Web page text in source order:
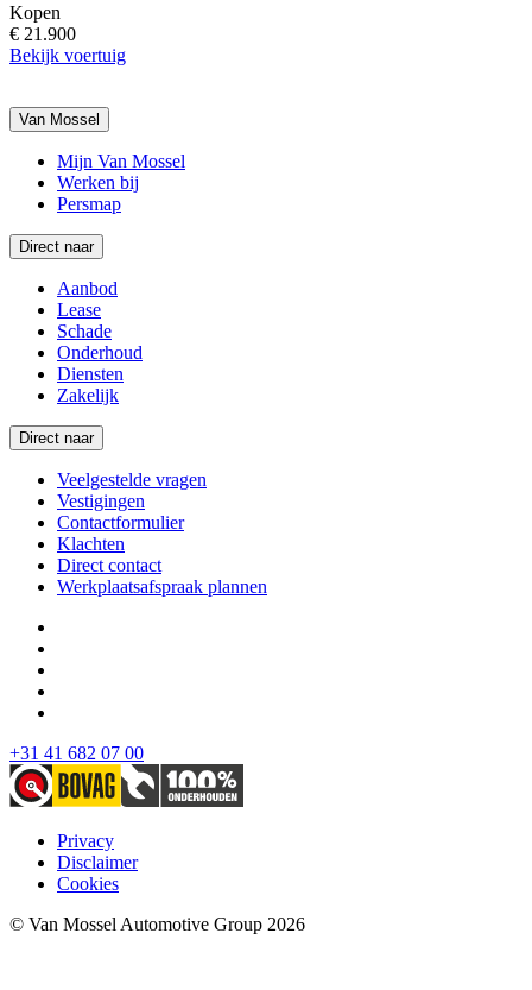
Kopen
€ 21.900
Bekijk voertuig
Van Mossel
Mijn Van Mossel
Werken bij
Persmap
Direct naar
Aanbod
Lease
Schade
Onderhoud
Diensten
Zakelijk
Direct naar
Veelgestelde vragen
Vestigingen
Contactformulier
Klachten
Direct contact
Werkplaatsafspraak plannen
+31 41 682 07 00
Privacy
Disclaimer
Cookies
© Van Mossel Automotive Group 2026